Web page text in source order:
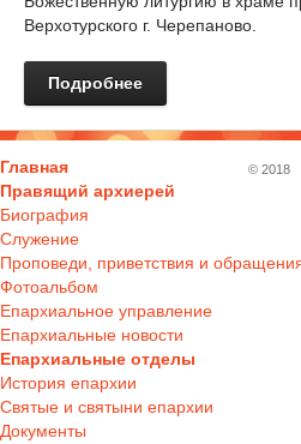
Верхотурского г. Черепаново.
Подробнее
Главная
Правящий архиерей
Биография
Служение
Проповеди, приветствия и
Фотоальбом
Епархиальное управление
Епархиальные новости
Епархиальные отделы
История епархии
Святые и святыни епархии
Документы
© 2018